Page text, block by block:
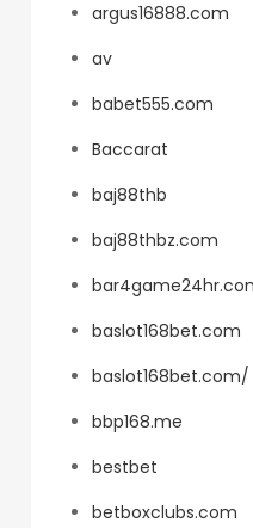
argus16888.com
av
babet555.com
Baccarat
baj88thb
baj88thbz.com
baslot168bet.com
baslot168bet.com/
bbp168.me
bestbet
betboxclubs.com